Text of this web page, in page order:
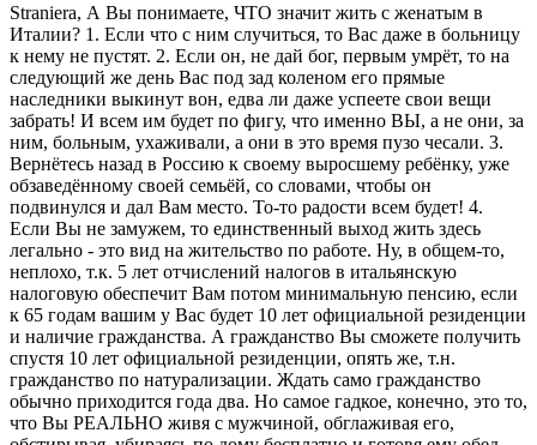
Straniera, А Вы понимаете, ЧТО значит жить с женатым в
Италии? 1. Если что с ним случиться, то Вас даже в больницу
к нему не пустят. 2. Если он, не дай бог, первым умрёт, то на
следующий же день Вас под зад коленом его прямые
наследники выкинут вон, едва ли даже успеете свои вещи
забрать! И всем им будет по фигу, что именно ВЫ, а не они, за
ним, больным, ухаживали, а они в это время пузо чесали. 3.
Вернётесь назад в Россию к своему выросшему ребёнку, уже
обзаведённому своей семьёй, со словами, чтобы он
подвинулся и дал Вам место. То-то радости всем будет! 4.
Если Вы не замужем, то единственный выход жить здесь
легально - это вид на жительство по работе. Ну, в общем-то,
неплохо, т.к. 5 лет отчислений налогов в итальянскую
налоговую обеспечит Вам потом минимальную пенсию, если
к 65 годам вашим у Вас будет 10 лет официальной резиденции
и наличие гражданства. А гражданство Вы сможете получить
спустя 10 лет официальной резиденции, опять же, т.н.
гражданство по натурализации. Ждать само гражданство
обычно приходится года два. Но самое гадкое, конечно, это то,
что Вы РЕАЛЬНО живя с мужчиной, обглаживая его,